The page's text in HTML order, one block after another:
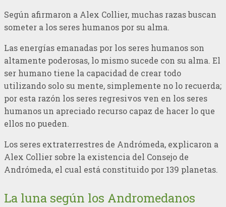
Según afirmaron a Alex Collier, muchas razas buscan
someter a los seres humanos por su alma.
Las energías emanadas por los seres humanos son
altamente poderosas, lo mismo sucede con su alma. El
ser humano tiene la capacidad de crear todo
utilizando solo su mente, simplemente no lo recuerda;
por esta razón los seres regresivos ven en los seres
humanos un apreciado recurso capaz de hacer lo que
ellos no pueden.
Los seres extraterrestres de Andrómeda, explicaron a
Alex Collier sobre la existencia del Consejo de
Andrómeda, el cual está constituido por 139 planetas.
La luna según los Andromedanos